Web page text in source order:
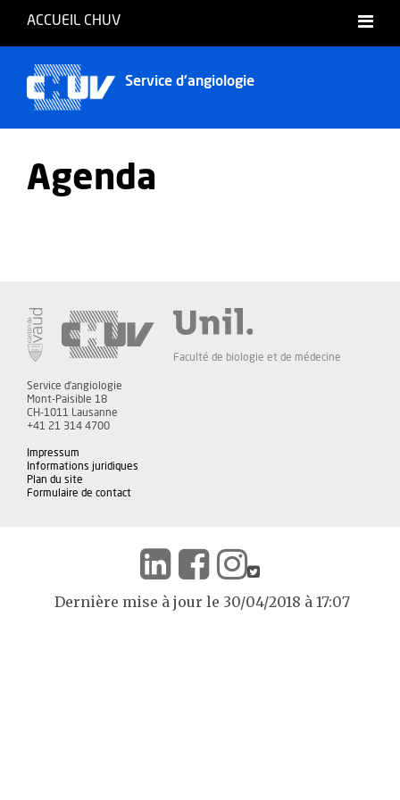
ACCUEIL CHUV
Service d'angiologie
Agenda
Faculté de biologie et de médecine
Service d'angiologie
Mont-Paisible 18
CH-1011 Lausanne
+41 21 314 4700
Impressum
Informations juridiques
Plan du site
Formulaire de contact
Dernière mise à jour le 30/04/2018 à 17:07